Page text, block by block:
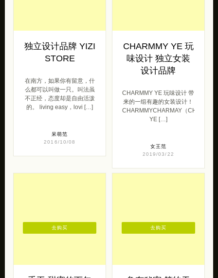
独立设计品牌 YIZI
STORE
在南方，如果你有留意，什
么都可以叫做一只。叫法虽
不正经，态度却是自由活泼
的。 living easy，lovi […]
呆萌范
2016/10/08
CHARMMY YE 玩
味设计 独立女装
设计品牌
CHARMMY YE 玩味设计 带
来的一组有趣的女装设计！
CHARMMYCHARMAY（
YE […]
女王范
2019/03/22
去购买 去购买